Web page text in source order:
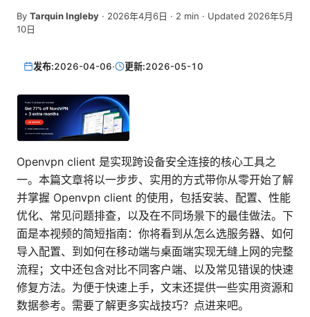
By Tarquin Ingleby · 2026年4月6日 · 2 min · Updated 2026年5月
10日
发布:2026-04-06· 更新:2026-05-10
Openvpn client 是实现跨设备安全连接的核心工具之
一。本篇文章将以一步步、实用的方式带你从零开始了解
并掌握 Openvpn client 的使用，包括安装、配置、性能
优化、常见问题排查，以及在不同场景下的最佳做法。下
面是本视频的简短指南：你将看到从怎么选服务器、如何
导入配置、到如何在移动端与桌面端实现无缝上网的完整
流程；文中还包含对比不同客户端、以及常见错误的快速
修复方法。为便于快速上手，文末还提供一些实用资源和
数据参考。需要了解更多实战技巧？点进来吧。